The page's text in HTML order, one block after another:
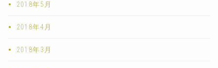
2018年5月
2018年4月
2018年3月